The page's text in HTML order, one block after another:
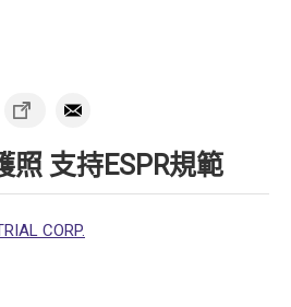
照 支持ESPR規範
CORP.